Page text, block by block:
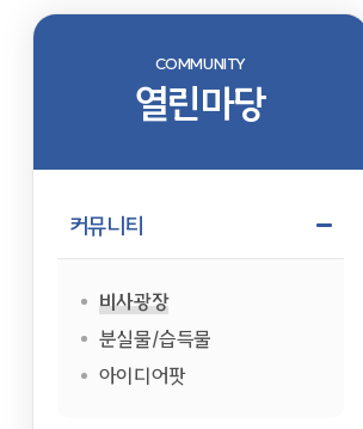
COMMUNITY
열린마당
커뮤니티
비사광장
분실물/습득물
아이디어팟